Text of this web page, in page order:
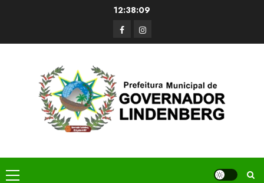
12:38:09
FacerbookInstagram
Primary